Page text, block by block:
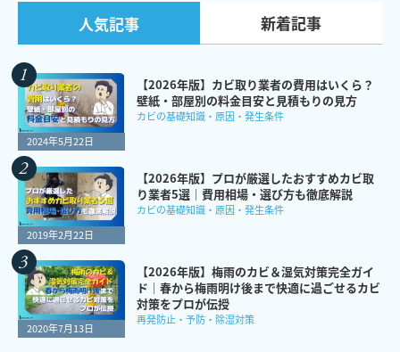
人気記事 新着記事
2024年5月22日
【2026年版】カビ取り業者の費用はいくら？
壁紙・部屋別の料金目安と見積もりの見方
カビの基礎知識・原因・発生条件
2019年2月22日
【2026年版】プロが厳選したおすすめカビ取
り業者5選｜費用相場・選び方も徹底解説
カビの基礎知識・原因・発生条件
2020年7月13日
【2026年版】梅雨のカビ＆湿気対策完全ガイ
ド｜春から梅雨明け後まで快適に過ごせるカビ
対策をプロが伝授
再発防止・予防・除湿対策